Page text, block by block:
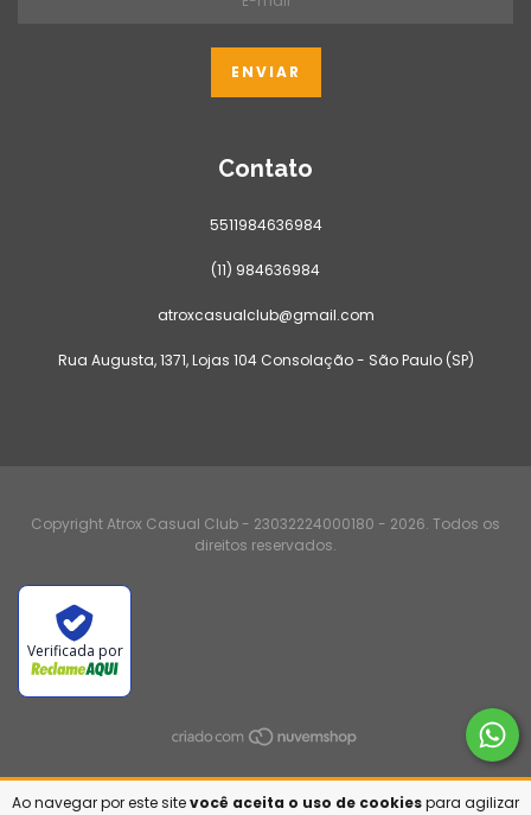
Ao navegar por este sitevocê aceita o uso de cookiespara agilizar
Contato
5511984636984
(11) 984636984
atroxcasualclub@gmail.com
Rua Augusta, 1371, Lojas 104 Consolação - São Paulo (SP)
Copyright Atrox Casual Club - 23032224000180 - 2026. Todos os
direitos reservados.
Verificada por